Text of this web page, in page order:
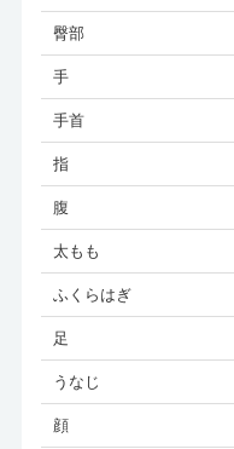
臀部
手
手首
指
腹
太もも
ふくらはぎ
足
うなじ
顔